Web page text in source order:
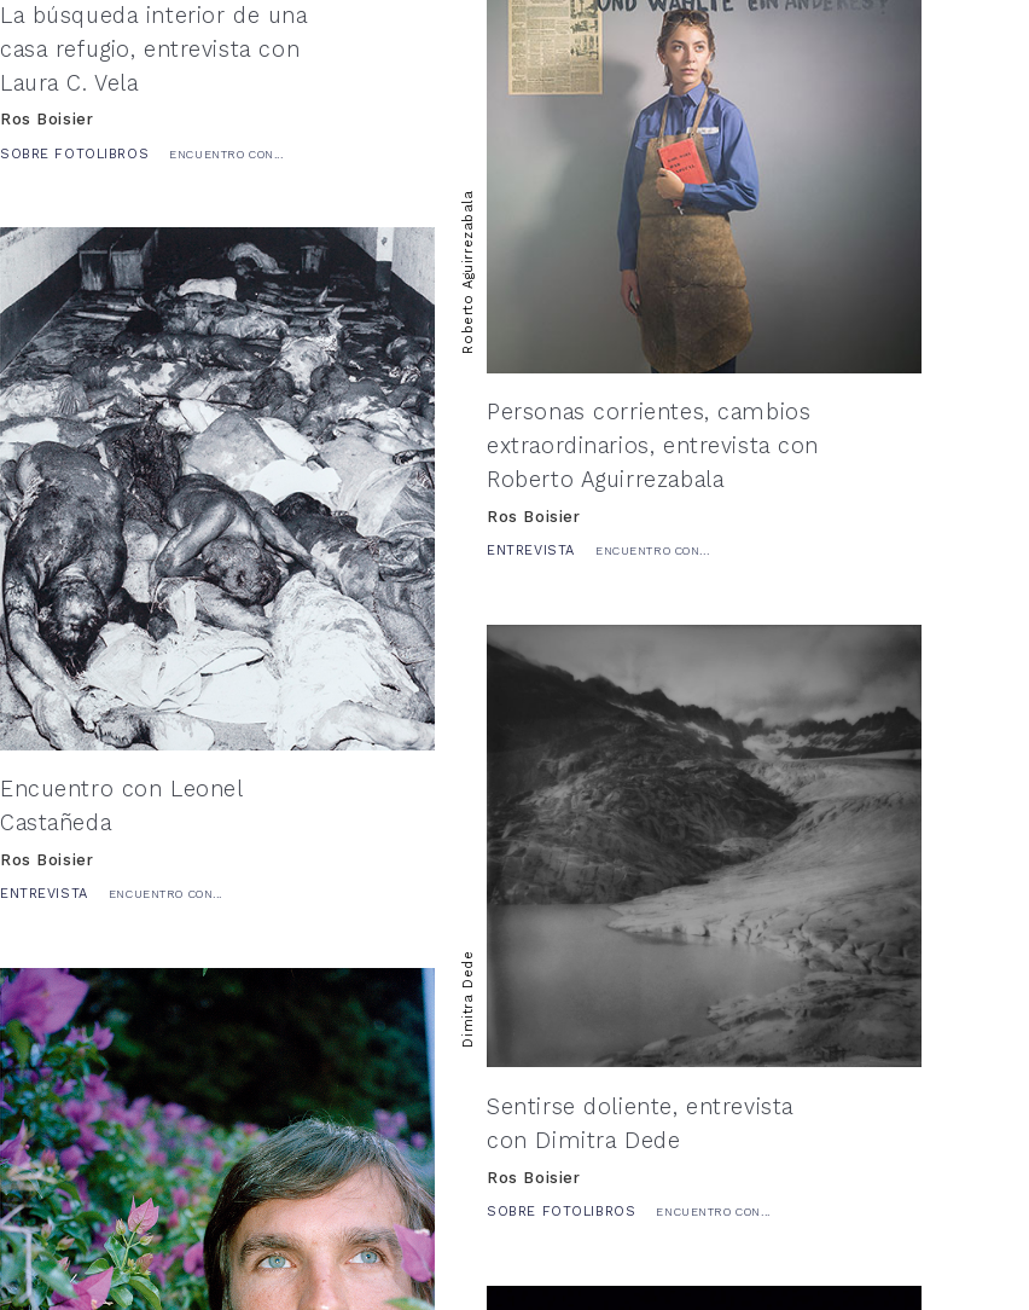
La búsqueda interior de una
casa refugio, entrevista con
Laura C. Vela
Ros Boisier
SOBRE FOTOLIBROS ENCUENTRO CON...
Roberto Aguirrezabala
Personas corrientes, cambios
extraordinarios, entrevista con
Roberto Aguirrezabala
Ros Boisier
ENTREVISTA ENCUENTRO CON...
Encuentro con Leonel
Castañeda
Ros Boisier
ENTREVISTA ENCUENTRO CON...
Dimitra Dede
Sentirse doliente, entrevista
con Dimitra Dede
Ros Boisier
SOBRE FOTOLIBROS ENCUENTRO CON...